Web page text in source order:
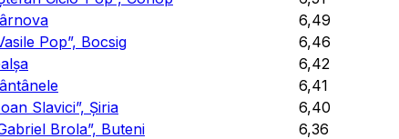
6,49
Pop”, Bocsig 6,46
6,42
6,41
Slavici”, Șiria 6,40
Brola”, Buteni 6,36